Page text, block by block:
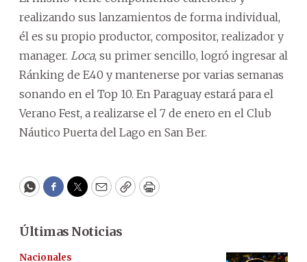
realizando sus lanzamientos de forma individual,
él es su propio productor, compositor, realizador y
manager. Loca, su primer sencillo, logró ingresar al
Ránking de E40 y mantenerse por varias semanas
sonando en el Top 10. En Paraguay estará para el
Verano Fest, a realizarse el 7 de enero en el Club
Náutico Puerta del Lago en San Ber.
WhatsApp
Facebook
Twitter
EmailCopyPrint
Últimas Noticias
Nacionales